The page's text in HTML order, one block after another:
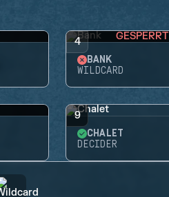
4 GESPERRT
BANK
WILDCARD
9
CHALET
DECIDER